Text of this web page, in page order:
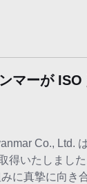
マーが ISO
Co., Ltd.
得いたしまし
に真摯に向き